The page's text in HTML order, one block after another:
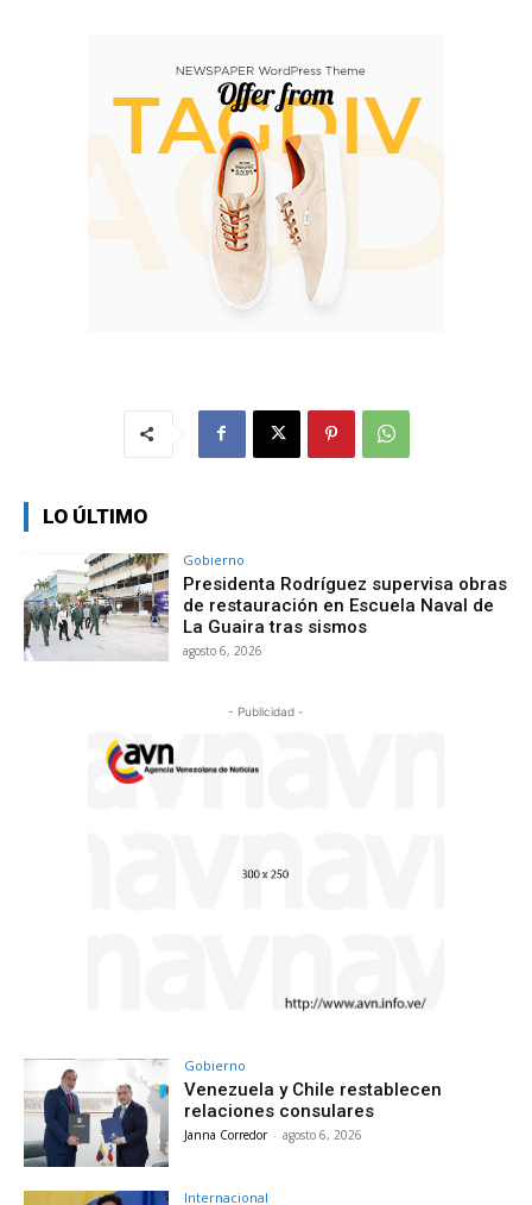
LO ÚLTIMO
Gobierno
Presidenta Rodríguez supervisa obras
de restauración en Escuela Naval de
La Guaira tras sismos
agosto 6, 2026
- Publicidad -
Gobierno
Venezuela y Chile restablecen
relaciones consulares
Janna Corredor - agosto 6, 2026
Internacional